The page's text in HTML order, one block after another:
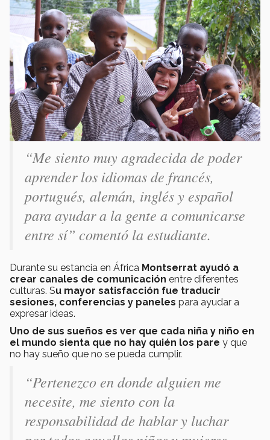
“Me siento muy agradecida de poder
aprender los idiomas de francés,
portugués, alemán, inglés y español
para ayudar a la gente a comunicarse
entre sí” comentó la estudiante.
Durante su estancia en África Montserrat ayudó a
crear canales de comunicación entre diferentes
culturas. Su mayor satisfacción fue traducir
sesiones, conferencias y paneles para ayudar a
expresar ideas.
Uno de sus sueños es ver que cada niña y niño en
el mundo sienta que no hay quién los pare y que
no hay sueño que no se pueda cumplir.
“Pertenezco en donde alguien me
necesite, me siento con la
responsabilidad de hablar y luchar